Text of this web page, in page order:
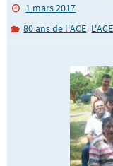
1 mars 2017
80 ans de l'ACE,